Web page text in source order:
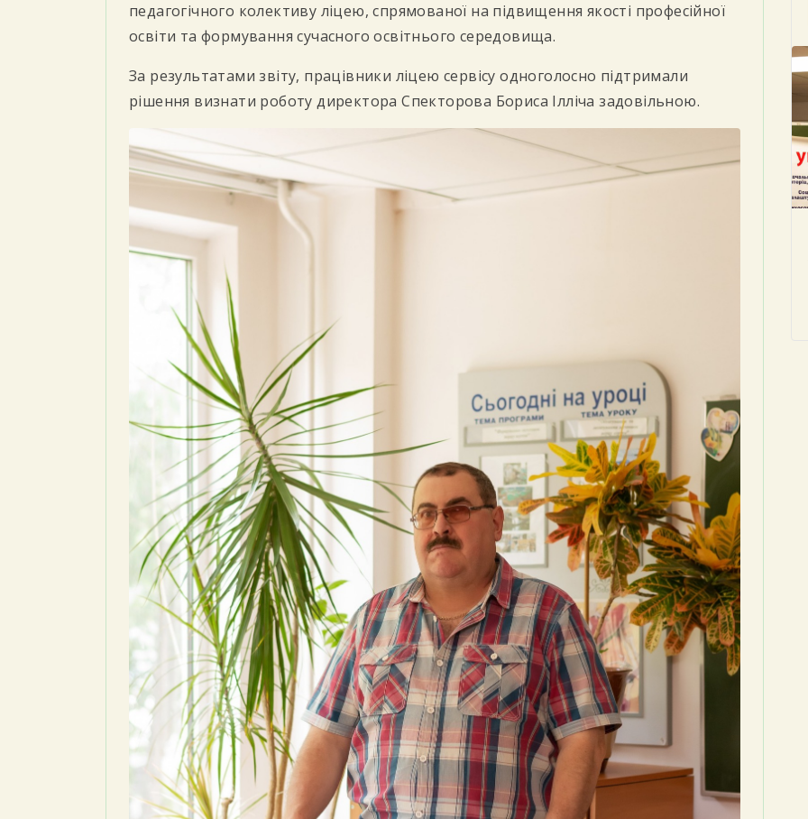
педагогічного колективу ліцею, спрямованої на підвищення якості професійної
освіти та формування сучасного освітнього середовища.
За результатами звіту, працівники ліцею сервісу одноголосно підтримали
рішення визнати роботу директора Спекторова Бориса Ілліча задовільною.